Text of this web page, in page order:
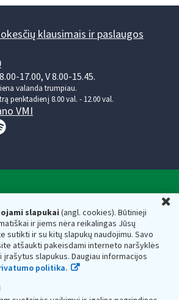
slapukai(angl. cookies). Būtinieji
ir jiems nėra reikalingas Jūsų
sutikti ir su kitų slapukų naudojimu. Savo
atšaukti pakeisdami interneto naršyklės
slapukus. Daugiau informacijos
politika.
klausimais ir paslaugos
17.00, V 8.00-15.45.
valanda trumpiau.
penktadienį 8.00 val. - 12.00 val.
VMI
ministerijos
asmens kodas — 188659752,
g. 14, 01107 Vilnius, Lietuva, el.paštas:
dėžutės adresas 188659752
mokesčių inspekciją prie Lietuvos
kaupiami ir saugomi Juridinių